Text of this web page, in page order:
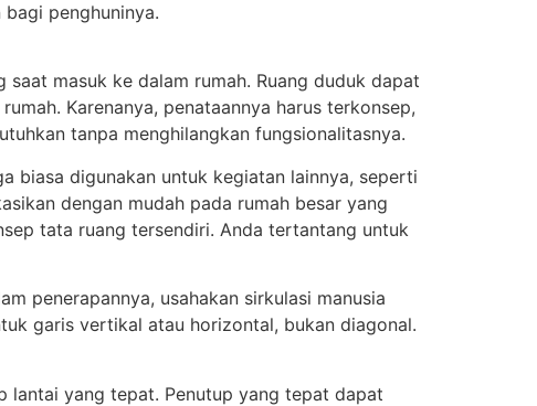
penghuninya.
masuk ke dalam rumah. Ruang duduk dapat
Karenanya, penataannya harus terkonsep,
tanpa menghilangkan fungsionalitasnya.
biasa digunakan untuk kegiatan lainnya, seperti
dengan mudah pada rumah besar yang
tata ruang tersendiri. Anda tertantang untuk
penerapannya, usahakan sirkulasi manusia
garis vertikal atau horizontal, bukan diagonal.
lantai yang tepat. Penutup yang tepat dapat